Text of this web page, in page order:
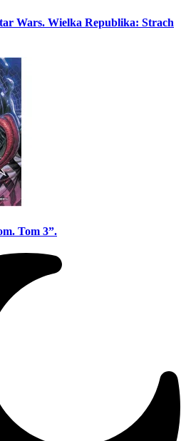
Wars. Wielka Republika: Strach
Tom 3”.